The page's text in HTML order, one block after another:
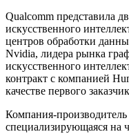
Qualcomm представила
искусственного
центров обработки
Nvidia, лидера рынка
искусственного
контракт с компанией
качестве первого
Компания-
специализирующаяся на